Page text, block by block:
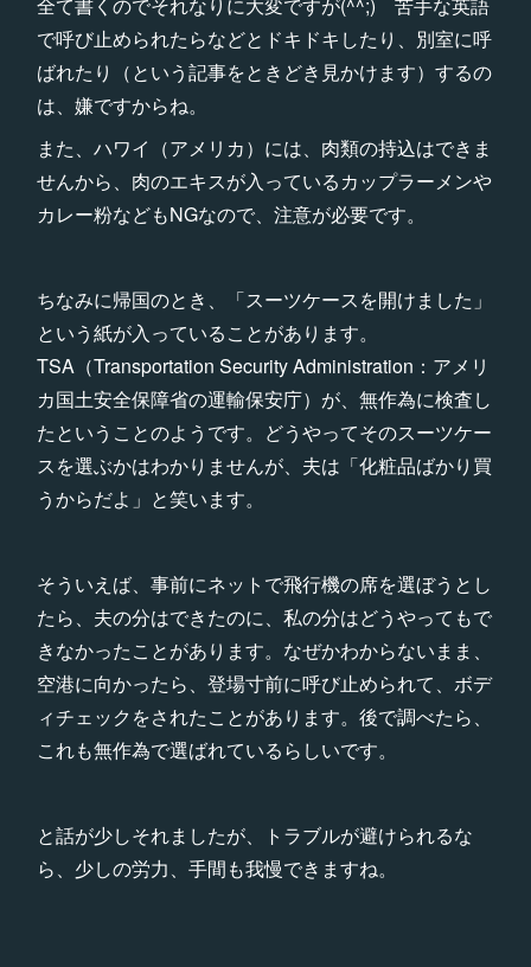
全て書くのでそれなりに大変ですが(^^;) 苦手な英語
で呼び止められたらなどとドキドキしたり、別室に呼
ばれたり（という記事をときどき見かけます）するの
は、嫌ですからね。
また、ハワイ（アメリカ）には、肉類の持込はできま
せんから、肉のエキスが入っているカップラーメンや
カレー粉などもNGなので、注意が必要です。
ちなみに帰国のとき、「スーツケースを開けました」
という紙が入っていることがあります。
TSA（Transportation Security Administration：アメリ
カ国土安全保障省の運輸保安庁）が、無作為に検査し
たということのようです。どうやってそのスーツケー
スを選ぶかはわかりませんが、夫は「化粧品ばかり買
うからだよ」と笑います。
そういえば、事前にネットで飛行機の席を選ぼうとし
たら、夫の分はできたのに、私の分はどうやってもで
きなかったことがあります。なぜかわからないまま、
空港に向かったら、登場寸前に呼び止められて、ボデ
ィチェックをされたことがあります。後で調べたら、
これも無作為で選ばれているらしいです。
と話が少しそれましたが、トラブルが避けられるな
ら、少しの労力、手間も我慢できますね。